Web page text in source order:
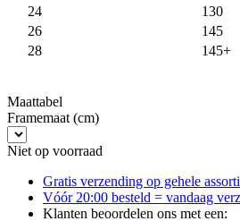
24
130
26
145
28
145+
Maattabel
Framemaat (cm)
Niet op voorraad
Gratis verzending op gehele
Vóór 20:00 besteld = vandaag
Klanten beoordelen ons met een: